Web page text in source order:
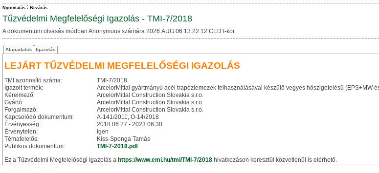
Nyomtatás Bezárás
Tűzvédelmi Megfelelőségi Igazolás - TMI-7/2018
A dokumentum olvasás módban Anonymous számára 2026.AUG.06 13:22:12 CEDT-kor
Alapadatok Igazolás
LEJÁRT TŰZVÉDELMI MEGFELELŐSÉGI IGAZOLÁS
TMI azonosító száma:
TMI-7/2018
Igazolt termék:
ArcelorMittal gyártmányú acél trapézlemezek felhasználásával készülő vegyes hőszigetelésű (EPS+MW
Kérelmező:
ArcelorMittal Construction Slovakia s.r.o.
Gyártó:
ArcelorMittal Construction Slovakia s.r.o.
Forgalmazó:
ArcelorMittal Construction Slovakia s.r.o.
Kapcsolódó dokumentum:
A-141/2011, O-14/2018
Érvényesség:
2018.06.27 - 2023.06.30
Érvénytelen:
Igen
Témafelelős:
Kiss-Sponga Tamás
Publikus dokumentum:
TMI-7-2018.pdf
Ez a Tűzvédelmi Megfelelőségi Igazolás a https://www.emi.hu/tmi/TMI-7/2018 hivatkozáson keresztül közvetlenül is elérhető.